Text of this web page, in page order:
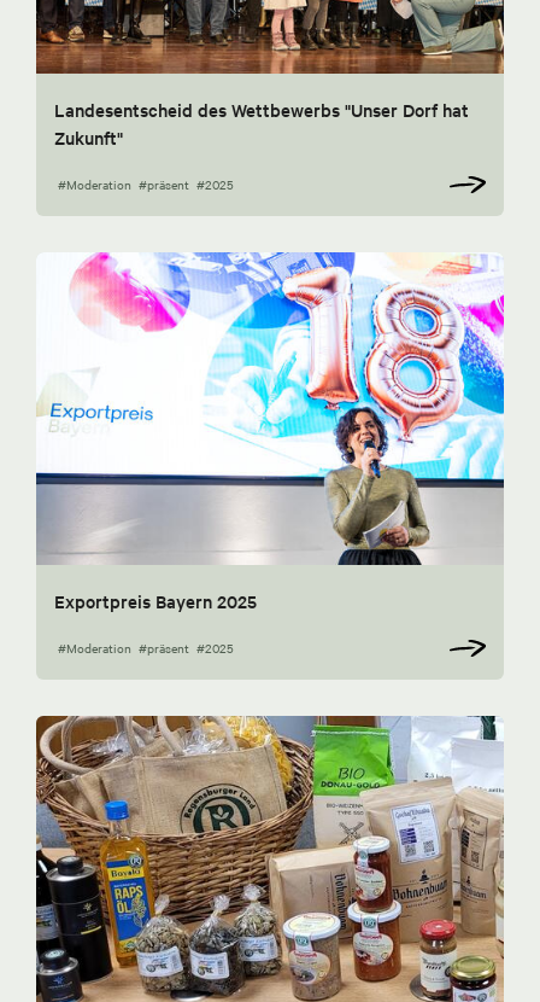
Landesentscheid des Wettbewerbs "Unser Dorf hat
Zukunft"
#Moderation #präsent #2025
Exportpreis Bayern 2025
#Moderation #präsent #2025